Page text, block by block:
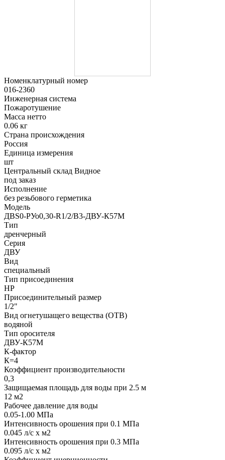
Номенклатурный номер
016-2360
Инженерная система
Пожаротушение
Масса нетто
0.06 кг
Страна происхождения
Россия
Единица измерения
шт
Центральный склад Видное
под заказ
Исполнение
без резьбового герметика
Модель
ДBS0-РУо0,30-R1/2/В3-ДВУ-К57М
Тип
дренчерный
Серия
ДВУ
Вид
специальный
Тип присоединения
НР
Присоединительный размер
1/2"
Вид огнетушащего вещества (ОТВ)
водяной
Тип оросителя
ДВУ-К57М
К-фактор
К=4
Коэффициент производительности
0,3
Защищаемая площадь для воды при 2.5 м
12 м2
Рабочее давление для воды
0.05-1.00 МПа
Интенсивность орошения при 0.1 МПа
0.045 л/с х м2
Интенсивность орошения при 0.3 МПа
0.095 л/с х м2